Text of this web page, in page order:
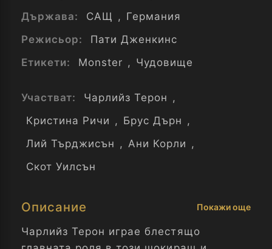
Държава:
САЩ , Германия
Режисьор:
Пати Дженкинс
Етикети:
Monster , Чудовище
Участват: Чарлийз Терон ,
Кристина Ричи , Брус Дърн ,
Лий Търджисън , Ани Корли ,
Скот Уилсън
Описание Покажи още
Чарлийз Терон играе блестящо